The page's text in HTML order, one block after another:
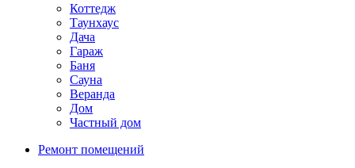
Коттедж
Таунхаус
Дача
Гараж
Баня
Сауна
Веранда
Дом
Частный дом
Ремонт помещений